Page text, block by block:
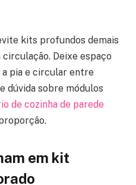
kits profundos demais
Deixe espaço
a pia e circular entre
dúvida sobre módulos
de cozinha de parede
em kit